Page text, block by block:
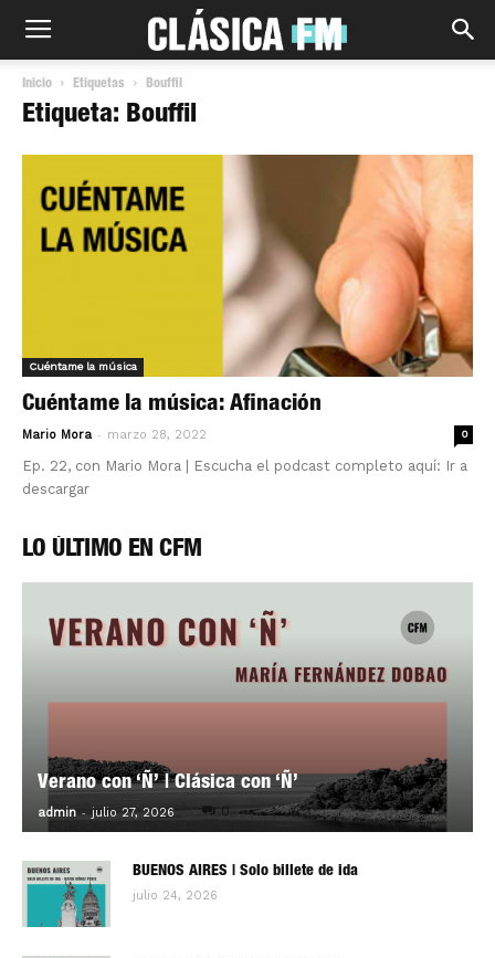
Inicio Etiquetas Bouffil
Etiqueta: Bouffil
Cuéntame la música
Cuéntame la música: Afinación
Mario Mora - marzo 28, 2022 0
Ep. 22, con Mario Mora | Escucha el podcast completo aquí: Ir a
descargar
LO ÚLTIMO EN CFM
Verano con ‘Ñ’ | Clásica con ‘Ñ’
admin - julio 27, 2026 0
BUENOS AIRES | Solo billete de ida
julio 24, 2026